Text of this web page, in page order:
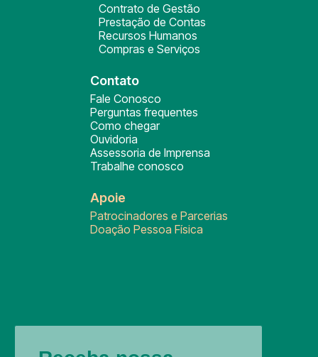
Contrato de Gestão
Prestação de Contas
Recursos Humanos
Compras e Serviços
Contato
Fale Conosco
Perguntas frequentes
Como chegar
Ouvidoria
Assessoria de Imprensa
Trabalhe conosco
Apoie
Patrocinadores e Parcerias
Doação Pessoa Física